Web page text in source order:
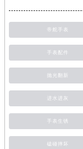
帝舵手表
手表配件
抛光翻新
进水进灰
手表生锈
磕碰摔坏